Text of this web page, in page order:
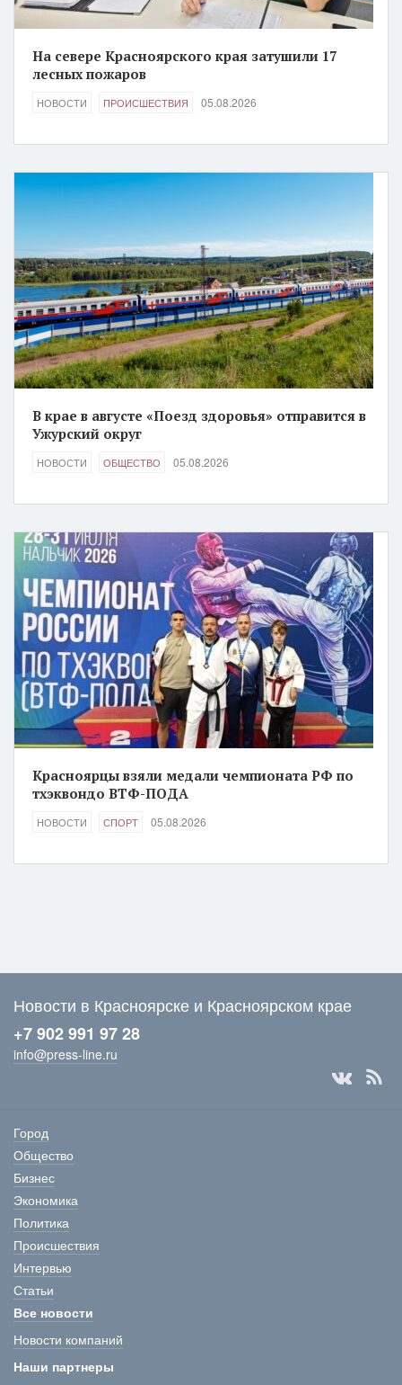
На севере Красноярского края затушили 17
лесных пожаров
НОВОСТИ ПРОИСШЕСТВИЯ 05.08.2026
В крае в августе «Поезд здоровья» отправится в
Ужурский округ
НОВОСТИ ОБЩЕСТВО 05.08.2026
Красноярцы взяли медали чемпионата РФ по
тхэквондо ВТФ-ПОДА
НОВОСТИ СПОРТ 05.08.2026
Новости в Красноярске и Красноярском крае
+7 902 991 97 28
info@press-line.ru
Город
Общество
Бизнес
Экономика
Политика
Происшествия
Интервью
Статьи
Все новости
Новости компаний
Наши партнеры